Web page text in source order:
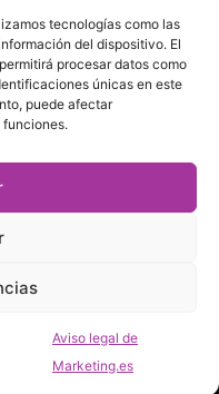
tecnologías como las
del dispositivo. El
procesar datos como
únicas en este
puede afectar
Aviso legal de
Marketing.es
actualizada y veraz
marketing; consejos